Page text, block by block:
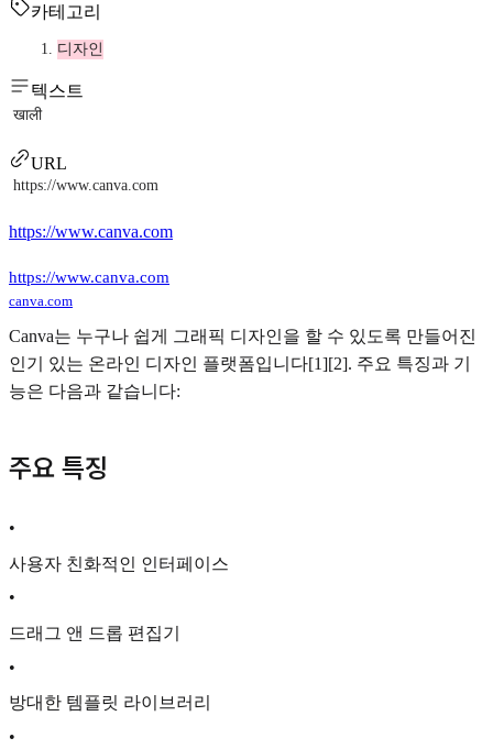
카테고리
디자인
텍스트
खाली
URL
https://www.canva.com
https://www.canva.com
https://www.canva.com
canva.com
Canva는 누구나 쉽게 그래픽 디자인을 할 수 있도록 만들어진
인기 있는 온라인 디자인 플랫폼입니다[1][2]. 주요 특징과 기
능은 다음과 같습니다:
주요 특징
•
사용자 친화적인 인터페이스
•
드래그 앤 드롭 편집기
•
방대한 템플릿 라이브러리
•